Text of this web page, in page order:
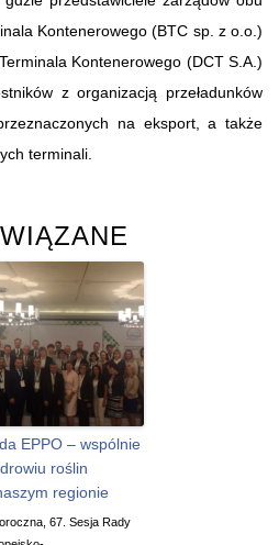
Kontenerowego (BTC sp. z o.o.)
Kontenerowego (DCT S.A.)
z organizacją przeładunków
na eksport, a także
terminali.
EPPO – wspólnie
roślin
regionie
67. Sesja Rady